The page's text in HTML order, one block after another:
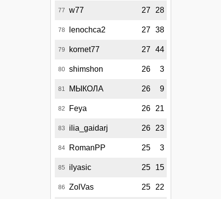
77 w77 27 28
78 lenochca2 27 38
79 kornet77 27 44
80 shimshon 26 3
81 МЫКОЛА 26 9
82 Feya 26 21
83 ilia_gaidarj 26 23
84 RomanPP 25 3
85 ilyasic 25 15
86 ZolVas 25 22